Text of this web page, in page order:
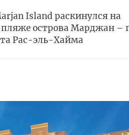
Island раскинулся на
острова Марджан –
Рас-эль-Хайма